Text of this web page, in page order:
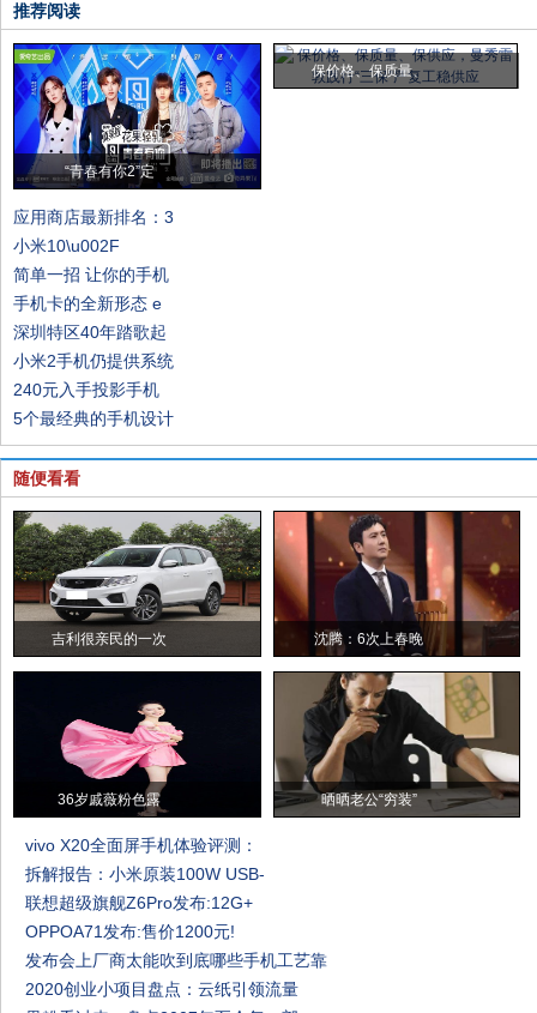
推荐阅读
“青春有你2”定
保价格、保质量、
应用商店最新排名：3
小米10\u002F
简单一招 让你的手机
手机卡的全新形态 e
深圳特区40年踏歌起
小米2手机仍提供系统
240元入手投影手机
5个最经典的手机设计
随便看看
吉利很亲民的一次 沈腾：6次上春晚
36岁戚薇粉色露 晒晒老公“穷装”
vivo X20全面屏手机体验评测：
拆解报告：小米原装100W USB-
联想超级旗舰Z6Pro发布:12G+
OPPOA71发布:售价1200元!
发布会上厂商太能吹到底哪些手机工艺靠
2020创业小项目盘点：云纸引领流量